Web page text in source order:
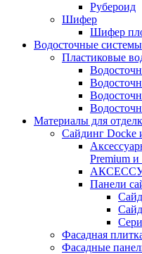
Рубероид
Шифер
Шифер
Водосточные системы
Пластиковые
Материалы для
Сайдинг Docke
Premium и
Панели
Фасадная
Фасадные